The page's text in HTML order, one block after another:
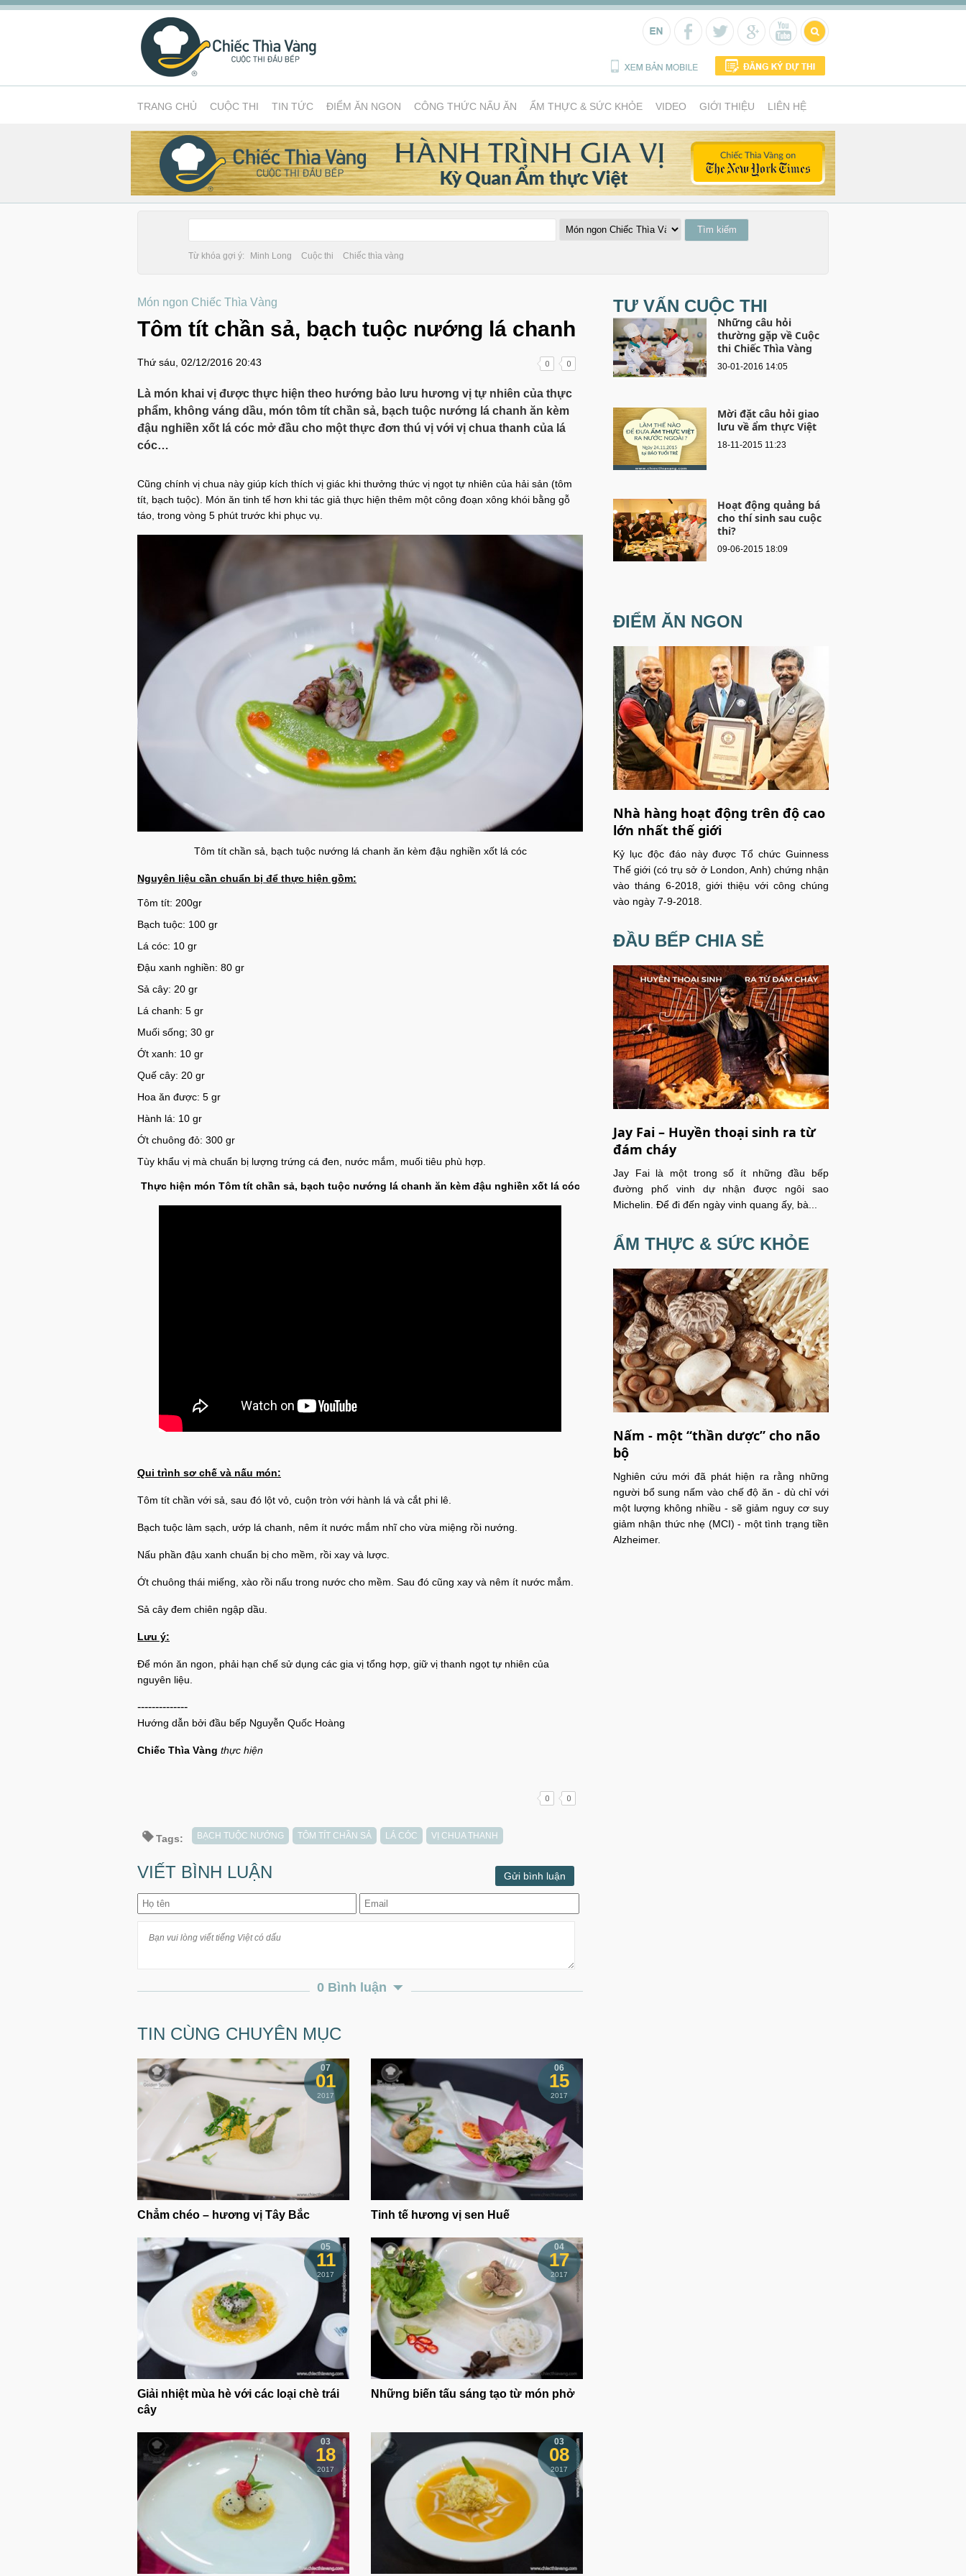
TRANG CHỦ CUỘC THI TIN TỨC ĐIỂM ĂN NGON CÔNG THỨC NẤU ĂN ẨM THỰC & SỨC KHỎE VIDEO GIỚI THIỆU LIÊN HỆ
Từ khóa gợi ý: Minh Long Cuộc thi Chiếc thìa vàng
Món ngon Chiếc Thìa Vàng
Tôm tít chần sả, bạch tuộc nướng lá chanh
Thứ sáu, 02/12/2016 20:43 0 0
Là món khai vị được thực hiện theo hướng bảo lưu hương vị tự nhiên của thực
phẩm, không váng dầu, món tôm tít chần sả, bạch tuộc nướng lá chanh ăn kèm
đậu nghiền xốt lá cóc mở đầu cho một thực đơn thú vị với vị chua thanh của lá
cóc…
Cũng chính vị chua này giúp kích thích vị giác khi thưởng thức vị ngọt tự nhiên của hải sản (tôm
tít, bạch tuộc). Món ăn tinh tế hơn khi tác giả thực hiện thêm một công đoạn xông khói bằng gỗ
táo, trong vòng 5 phút trước khi phục vụ.
Tôm tít chần sả, bạch tuộc nướng lá chanh ăn kèm đậu nghiền xốt lá cóc
Nguyên liệu cần chuẩn bị để thực hiện gồm:
Tôm tít: 200gr
Bạch tuộc: 100 gr
Lá cóc: 10 gr
Đậu xanh nghiền: 80 gr
Sả cây: 20 gr
Lá chanh: 5 gr
Muối sống; 30 gr
Ớt xanh: 10 gr
Quế cây: 20 gr
Hoa ăn được: 5 gr
Hành lá: 10 gr
Ớt chuông đỏ: 300 gr
Tùy khẩu vị mà chuẩn bị lượng trứng cá đen, nước mắm, muối tiêu phù hợp.
Thực hiện món Tôm tít chần sả, bạch tuộc nướng lá chanh ăn kèm đậu nghiền xốt lá cóc
Qui trình sơ chế và nấu món:
Tôm tít chần với sả, sau đó lột vỏ, cuộn tròn với hành lá và cắt phi lê.
Bạch tuộc làm sạch, ướp lá chanh, nêm ít nước mắm nhĩ cho vừa miệng rồi nướng.
Nấu phần đậu xanh chuẩn bị cho mềm, rồi xay và lược.
Ớt chuông thái miếng, xào rồi nấu trong nước cho mềm. Sau đó cũng xay và nêm ít nước mắm.
Sả cây đem chiên ngập dầu.
Lưu ý:
Để món ăn ngon, phải hạn chế sử dụng các gia vị tổng hợp, giữ vị thanh ngọt tự nhiên của
nguyên liệu.
--------------
Hướng dẫn bởi đầu bếp Nguyễn Quốc Hoàng
Chiếc Thìa Vàng thực hiện
0 0
Tags: BẠCH TUỘC NƯỚNG TÔM TÍT CHẦN SẢ LÁ CÓC VỊ CHUA THANH
VIẾT BÌNH LUẬN Gửi bình luận
0 Bình luận
TIN CÙNG CHUYÊN MỤC
07
01
2017
Chẳm chéo – hương vị Tây Bắc
06
15
2017
Tinh tế hương vị sen Huế
05
11
2017
Giải nhiệt mùa hè với các loại chè trái
cây
04
17
2017
Những biến tấu sáng tạo từ món phở
03
18
2017
03
08
2017
TƯ VẤN CUỘC THI
Những câu hỏi
thường gặp về Cuộc
thi Chiếc Thìa Vàng
30-01-2016 14:05
Mời đặt câu hỏi giao
lưu về ẩm thực Việt
18-11-2015 11:23
Hoạt động quảng bá
cho thí sinh sau cuộc
thi?
09-06-2015 18:09
ĐIỂM ĂN NGON
Nhà hàng hoạt động trên độ cao
lớn nhất thế giới
Kỷ lục độc đáo này được Tổ chức Guinness
Thế giới (có trụ sở ở London, Anh) chứng nhận
vào tháng 6-2018, giới thiệu với công chúng
vào ngày 7-9-2018.
ĐẦU BẾP CHIA SẺ
Jay Fai – Huyền thoại sinh ra từ
đám cháy
Jay Fai là một trong số ít những đầu bếp
đường phố vinh dự nhận được ngôi sao
Michelin. Để đi đến ngày vinh quang ấy, bà...
ẨM THỰC & SỨC KHỎE
Nấm - một “thần dược” cho não
bộ
Nghiên cứu mới đã phát hiện ra rằng những
người bổ sung nấm vào chế độ ăn - dù chỉ với
một lượng không nhiều - sẽ giảm nguy cơ suy
giảm nhận thức nhẹ (MCI) - một tình trạng tiền
Alzheimer.